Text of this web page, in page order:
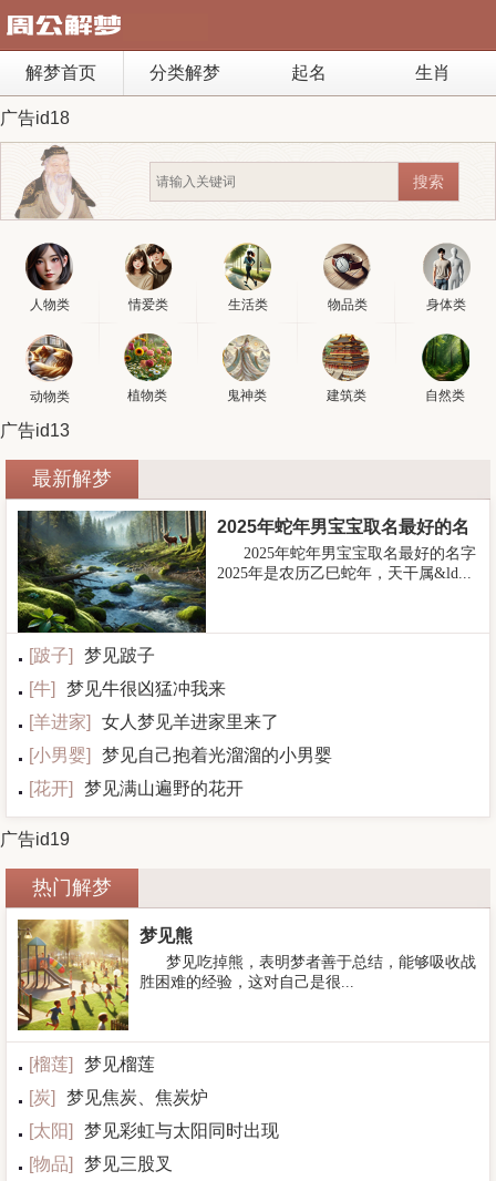
解梦首页 分类解梦 起名 生肖
广告id18
人物类 情爱类 生活类 物品类 身体类
动物类 植物类 鬼神类 建筑类 自然类
广告id13
最新解梦
2025年蛇年男宝宝取名最好的名
2025年蛇年男宝宝取名最好的名字
2025年是农历乙巳蛇年，天干属&ld...
[跛子]
梦见跛子
[牛]
梦见牛很凶猛冲我来
[羊进家]
女人梦见羊进家里来了
[小男婴]
梦见自己抱着光溜溜的小男婴
[花开] 梦见满山遍野的花开
广告id19
热门解梦
梦见熊
梦见吃掉熊，表明梦者善于总结，能够吸收战
胜困难的经验，这对自己是很...
[榴莲]
梦见榴莲
[炭]
梦见焦炭、焦炭炉
[太阳]
梦见彩虹与太阳同时出现
[物品]
梦见三股叉